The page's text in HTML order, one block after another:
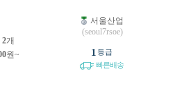
2개
원~
서울산업
(seoul7rsoe)
1 등급
빠른배송